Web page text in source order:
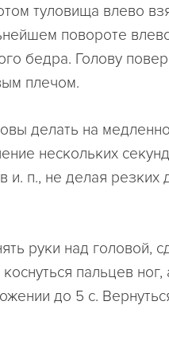
туловища влево
повороте
бедра. Голову
плечом.
делать на
нескольких
и. п., не делая резких
руки над головой,
пальцев
до 5 с.